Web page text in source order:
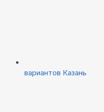
вариантов Казань